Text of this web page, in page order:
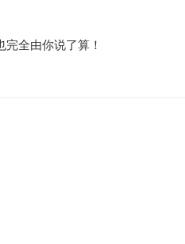
全由你说了算！